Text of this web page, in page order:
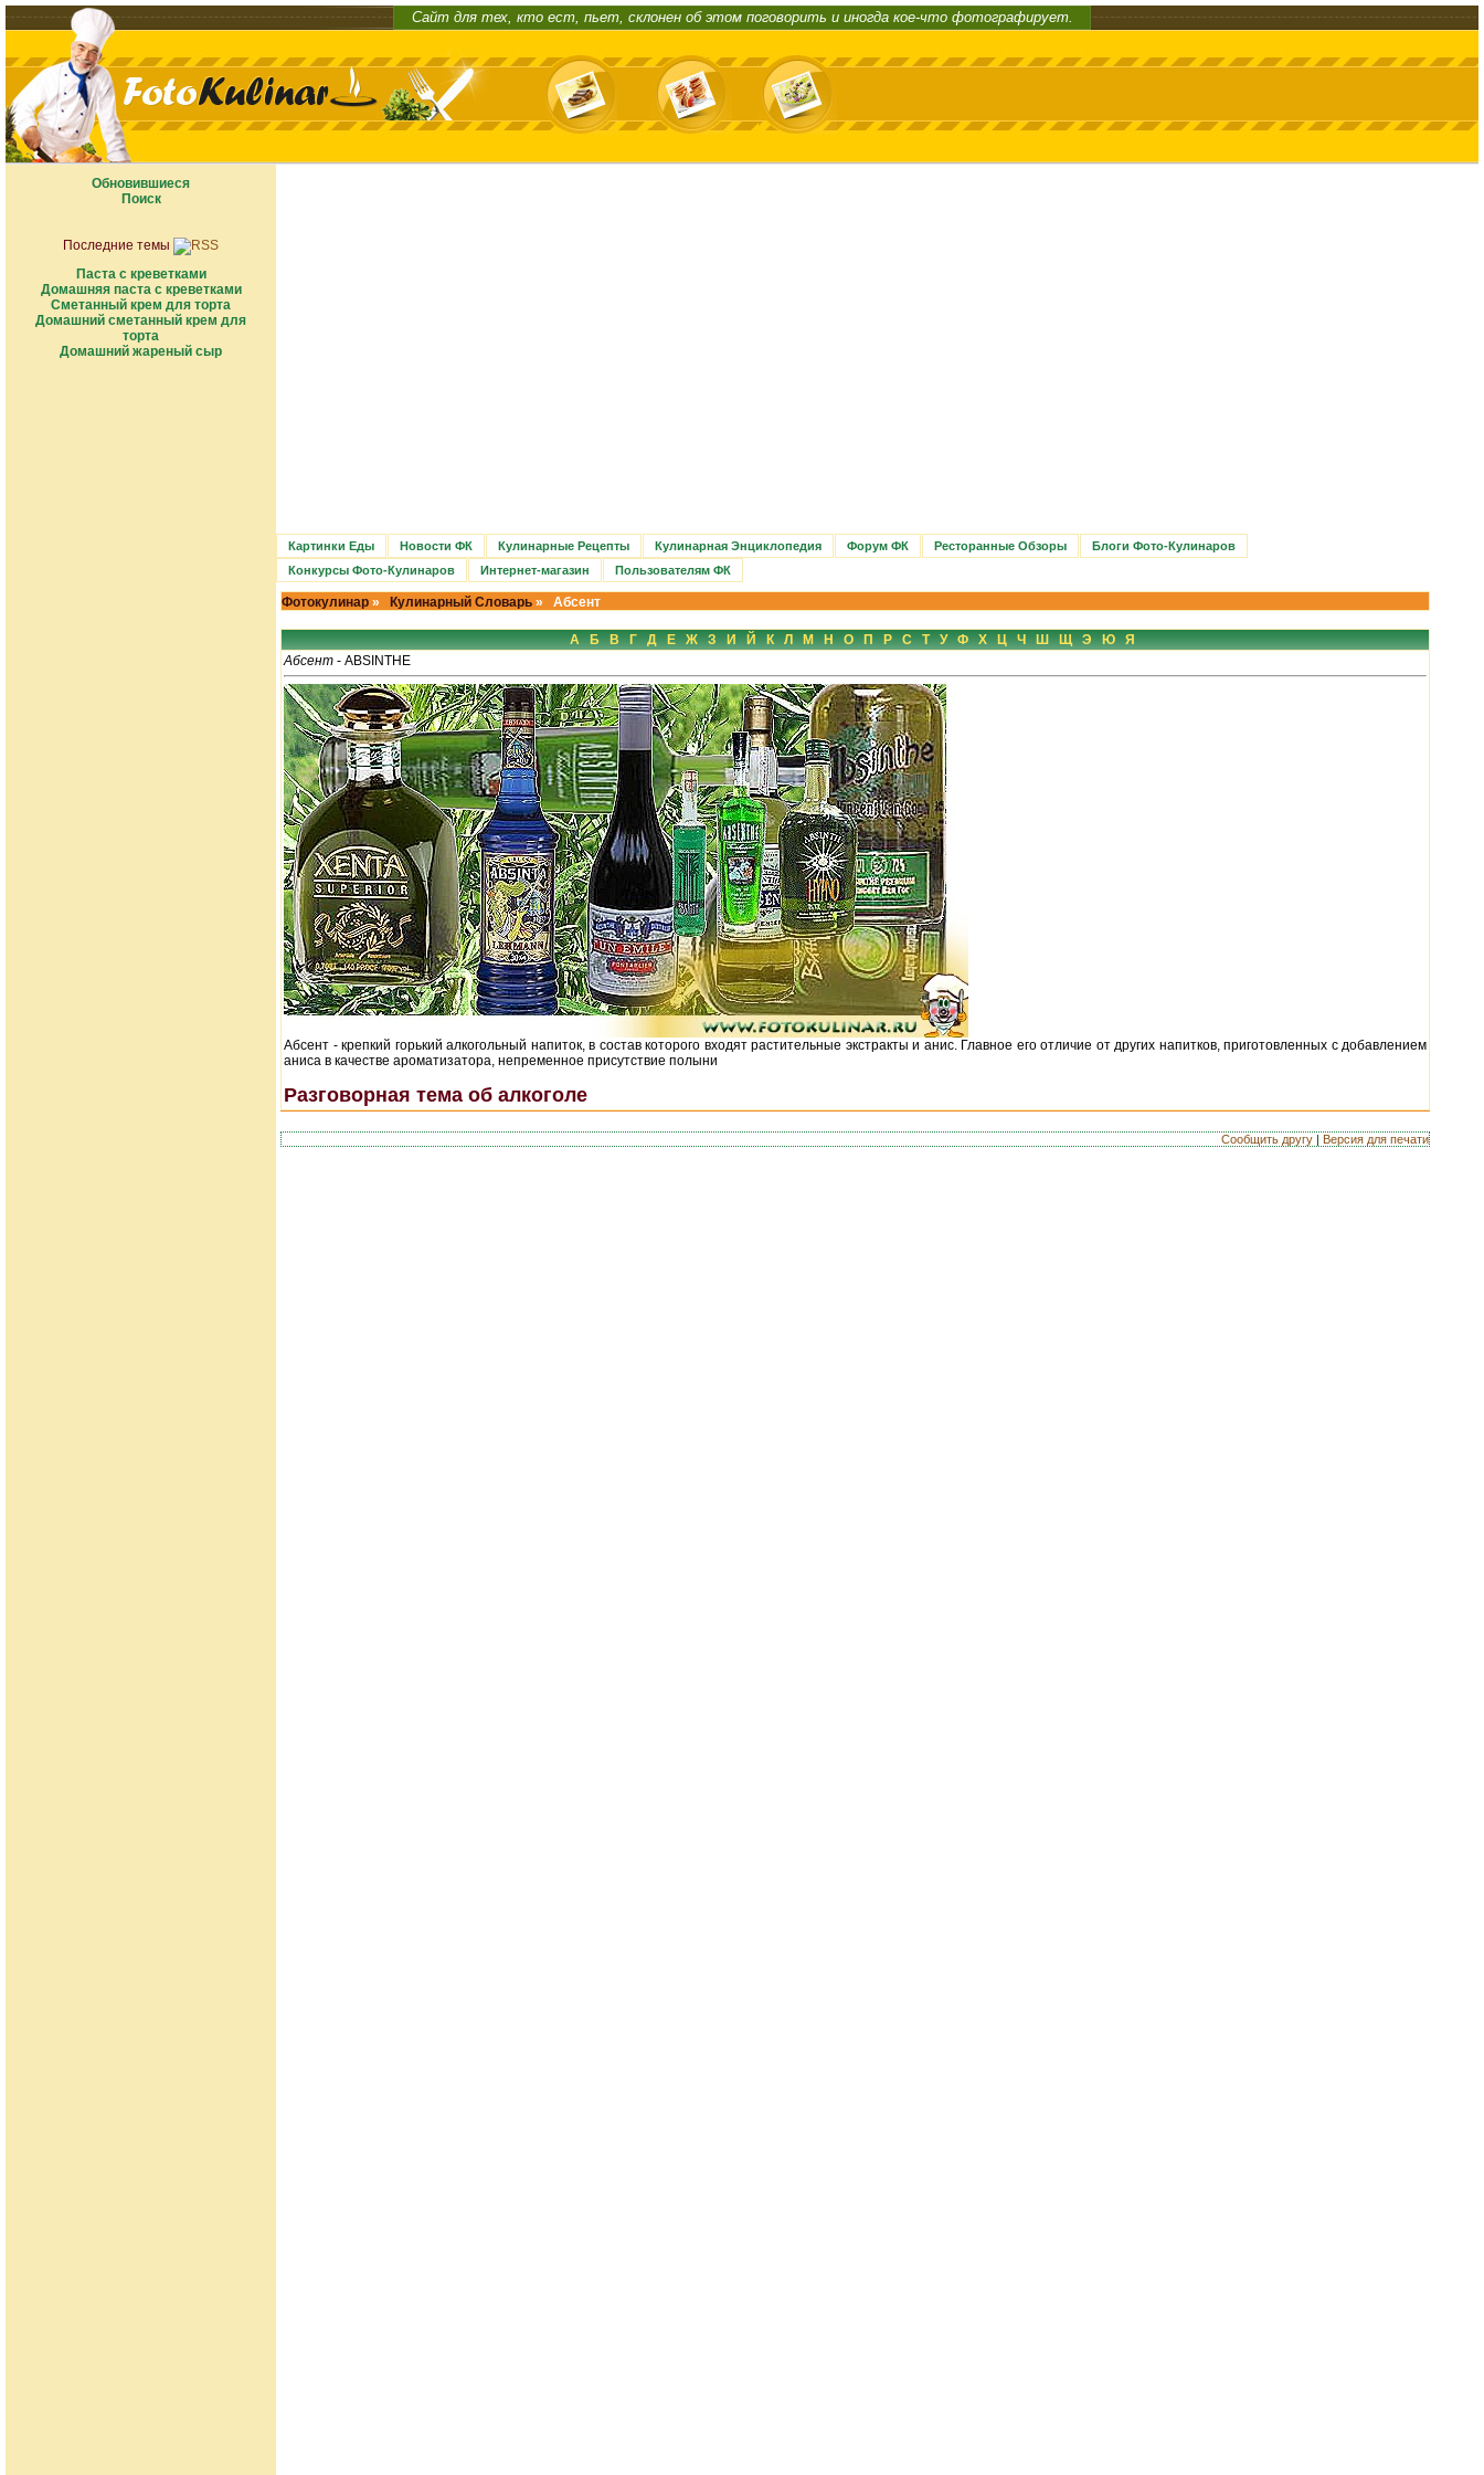
Сайт для тех, кто ест, пьет, склонен об этом поговорить и иногда кое-что фотографирует.
Обновившиеся
Поиск
Последние темы
Паста с креветками
Домашняя паста с креветками
Сметанный крем для торта
Домашний сметанный крем для
торта
Домашний жареный сыр
Картинки Еды Новости ФК Кулинарные Рецепты Кулинарная Энциклопедия Форум ФК Ресторанные Обзоры
Блоги Фото-Кулинаров
Конкурсы Фото-Кулинаров
Интернет-магазин Пользователям ФК
Фотокулинар » Кулинарный Словарь » Абсент
А Б В Г Д Е Ж З И Й К Л М Н О П Р С Т У Ф Х Ц Ч Ш Щ Э Ю
Я
Абсент - ABSINTHE
Абсент - крепкий горький алкогольный напиток, в состав которого входят растительные экстракты и анис. Главное его отличие от других напитков, приготовленных с добавлением
аниса в качестве ароматизатора, непременное присутствие полыни
Разговорная тема об алкоголе
Сообщить другу | Версия для печати